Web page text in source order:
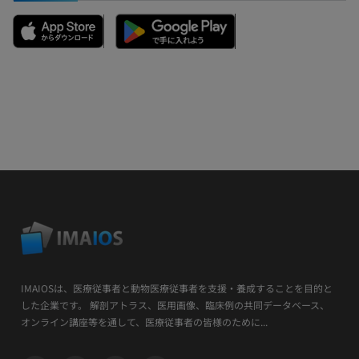
IMAIOSは、医療従事者と動物医療従事者を支援・養成することを目的と
した企業です。 解剖アトラス、医用画像、臨床例の共同データベース、
オンライン講座等を通して、医療従事者の皆様のために...